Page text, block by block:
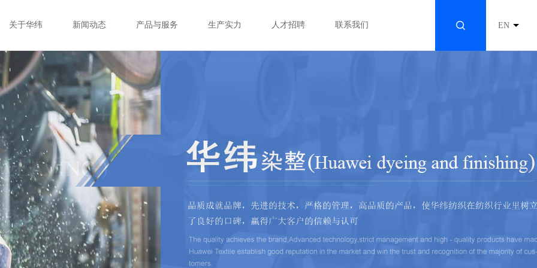
关于华纬 新闻动态 产品与服务 生产实力 人才招聘 联系我们 EN